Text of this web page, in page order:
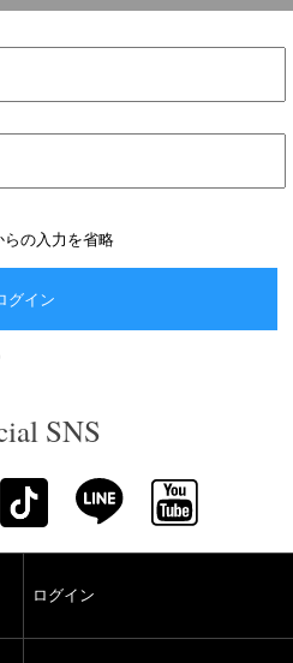
らの入力を省略
グイン
SNS
ログイン